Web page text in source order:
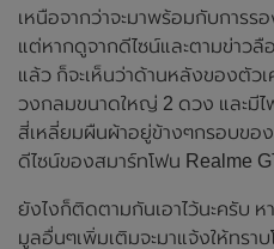
เหนือจากว่าจะมาพร้อมกับการร
แต่หากดูจากดีไซน์และตามข่าว
แล้ว ก็จะเห็นว่าด้านหลังของตัว
วงกลมขนาดใหญ่ 2 ดวง และมีไ
สี่เหลี่ยมผืนผ้าอยู่ข้างๆกรอบขอ
ดีไซน์ของสมาร์ทโฟน Realme
ยังไงก็ติดตามกันเอาไว้นะครับ ห
มูลอื่นๆเพิ่มเติมจะมาแจ้งให้ทรา